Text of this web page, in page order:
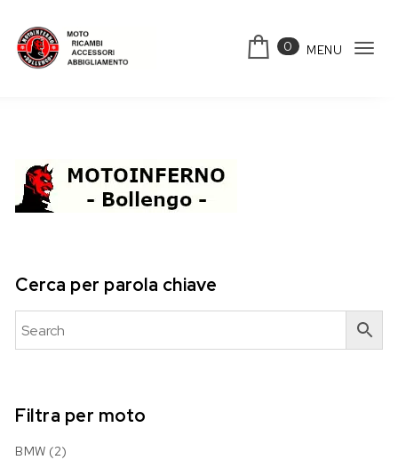
0 MENU
Cerca per parola chiave
Filtra per moto
BMW (2)